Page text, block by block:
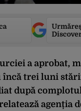
a aprobat,
încă trei luni
după
agenția